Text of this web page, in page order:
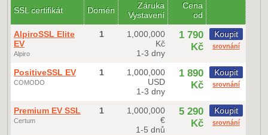
SSL certifikát Domén
Záruka
Vystavení
Cena
od
AlpiroSSL Elite
EV
Alpiro
1
1,000,000
Kč
1-3 dny
1 790
Kč
Koupit
srovnání
PositiveSSL EV
COMODO
1
1,000,000
USD
1-3 dny
1 890
Kč
Koupit
srovnání
Premium EV SSL
Certum
1
1,000,000
€
1-5 dnů
5 290
Kč
Koupit
srovnání